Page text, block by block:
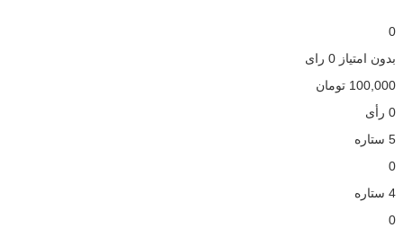
0
بدون امتیاز 0 رای
100,000 تومان
0 رأی
5 ستاره
0
4 ستاره
0